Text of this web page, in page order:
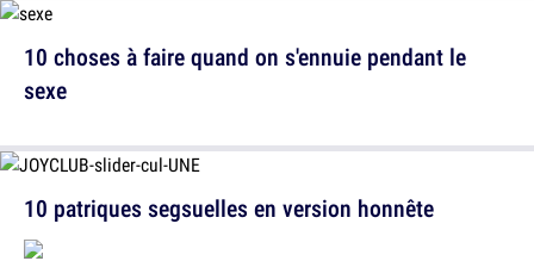
10 choses à faire quand on s'ennuie pendant le
sexe
10 patriques segsuelles en version honnête